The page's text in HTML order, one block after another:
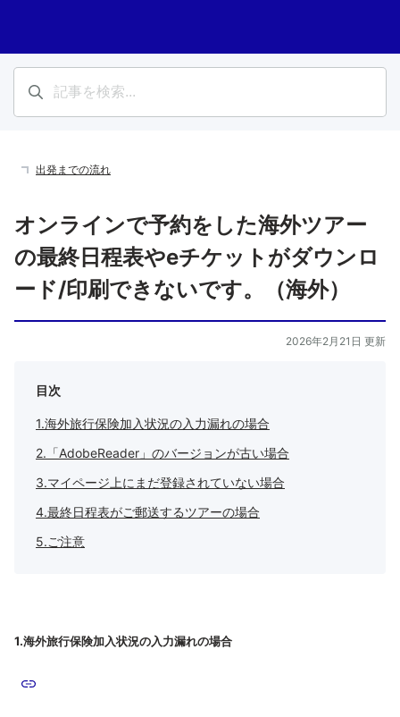
出発までの流れ
オンラインで予約をした海外ツアー
の最終日程表やeチケットがダウンロ
ード/印刷できないです。（海外）
2026年2月21日 更新
目次
1.海外旅行保険加入状況の入力漏れの場合
2.「AdobeReader」のバージョンが古い場合
3.マイページ上にまだ登録されていない場合
4.最終日程表がご郵送するツアーの場合
5.ご注意
1.海外旅行保険加入状況の入力漏れの場合